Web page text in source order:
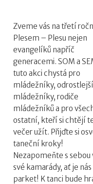
Zveme vás na třetí
Plesem – Plesu nejen
evangelíků napříč
generacemi. SOM a
tuto akci chystá pro
mládežníky, odrostlejší
mládežníky, rodiče
mládežníků a pro
ostatní, kteří si chtějí
večer užít. Přijďte si
taneční kroky!
Nezapomeňte s sebou
své kamarády, ať je
parket! K tanci bude